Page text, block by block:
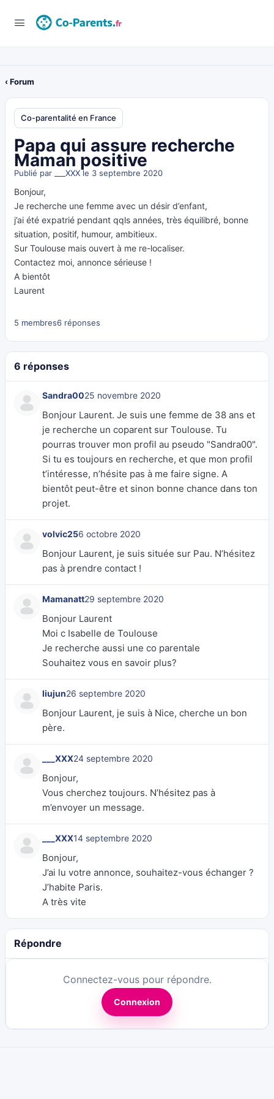
‹ Forum
Co-parentalité en France
Papa qui assure recherche
Maman positive
Publié par ___XXXle 3 septembre 2020
Bonjour,
Je recherche une femme avec un désir d’enfant,
j’ai été expatrié pendant qqls années, très équilibré, bonne
situation, positif, humour, ambitieux.
Sur Toulouse mais ouvert à me re-localiser.
Contactez moi, annonce sérieuse !
A bientôt
Laurent
5 membres6 réponses
6 réponses
Sandra0025 novembre 2020
Bonjour Laurent. Je suis une femme de 38 ans et
je recherche un coparent sur Toulouse. Tu
pourras trouver mon profil au pseudo "Sandra00".
Si tu es toujours en recherche, et que mon profil
t’intéresse, n’hésite pas à me faire signe. A
bientôt peut-être et sinon bonne chance dans ton
projet.
volvic256 octobre 2020
Bonjour Laurent, je suis située sur Pau. N’hésitez
pas à prendre contact !
Mamanatt29 septembre 2020
Bonjour Laurent
Moi c Isabelle de Toulouse
Je recherche aussi une co parentale
Souhaitez vous en savoir plus?
liujun26 septembre 2020
Bonjour Laurent, je suis à Nice, cherche un bon
père.
___XXX24 septembre 2020
Bonjour,
Vous cherchez toujours. N’hésitez pas à
m’envoyer un message.
___XXX14 septembre 2020
Bonjour,
J’ai lu votre annonce, souhaitez-vous échanger ?
J’habite Paris.
A très vite
Répondre
Connectez-vous pour répondre.
Connexion